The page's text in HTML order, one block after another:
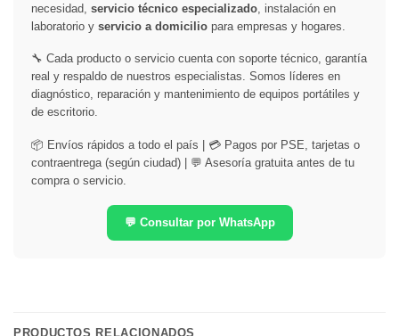
necesidad, servicio técnico especializado , instalación en
laboratorio y servicio a domicilio para empresas y hogares.
🔧 Cada producto o servicio cuenta con soporte técnico, garantía
real y respaldo de nuestros especialistas. Somos líderes en
diagnóstico, reparación y mantenimiento de equipos portátiles y
de escritorio.
📦 Envíos rápidos a todo el país | 💳 Pagos por PSE, tarjetas o
contraentrega (según ciudad) | 💬 Asesoría gratuita antes de tu
compra o servicio.
💬 Consultar por WhatsApp
PRODUCTOS RELACIONADOS